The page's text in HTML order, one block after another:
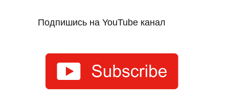
Подпишись на YouTube канал